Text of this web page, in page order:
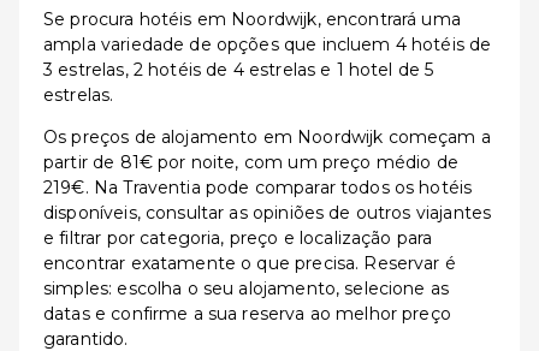
Se procura hotéis em Noordwijk, encontrará uma
ampla variedade de opções que incluem 4 hotéis de
3 estrelas, 2 hotéis de 4 estrelas e 1 hotel de 5
estrelas.
Os preços de alojamento em Noordwijk começam a
partir de 81€ por noite, com um preço médio de
219€. Na Traventia pode comparar todos os hotéis
disponíveis, consultar as opiniões de outros viajantes
e filtrar por categoria, preço e localização para
encontrar exatamente o que precisa. Reservar é
simples: escolha o seu alojamento, selecione as
datas e confirme a sua reserva ao melhor preço
garantido.